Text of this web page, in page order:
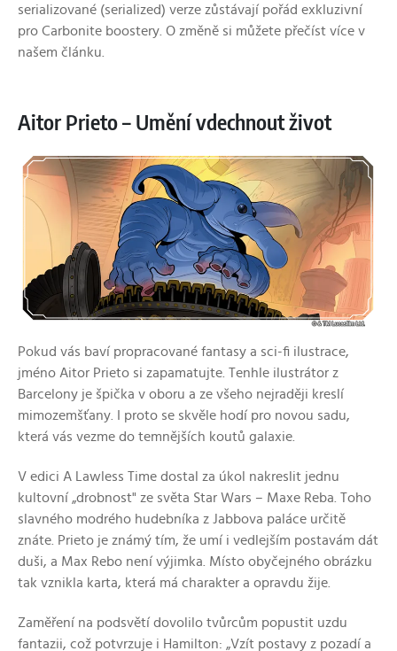
serializované (serialized) verze zůstávají pořád exkluzivní
pro Carbonite boostery. O změně si můžete přečíst více v
našem článku.
Aitor Prieto – Umění vdechnout život
Pokud vás baví propracované fantasy a sci-fi ilustrace,
jméno Aitor Prieto si zapamatujte. Tenhle ilustrátor z
Barcelony je špička v oboru a ze všeho nejraději kreslí
mimozemšťany. I proto se skvěle hodí pro novou sadu,
která vás vezme do temnějších koutů galaxie.
V edici A Lawless Time dostal za úkol nakreslit jednu
kultovní „drobnost" ze světa Star Wars – Maxe Reba. Toho
slavného modrého hudebníka z Jabbova paláce určitě
znáte. Prieto je známý tím, že umí i vedlejším postavám dát
duši, a Max Rebo není výjimka. Místo obyčejného obrázku
tak vznikla karta, která má charakter a opravdu žije.
Zaměření na podsvětí dovolilo tvůrcům popustit uzdu
fantazii, což potvrzuje i Hamilton: „Vzít postavy z pozadí a